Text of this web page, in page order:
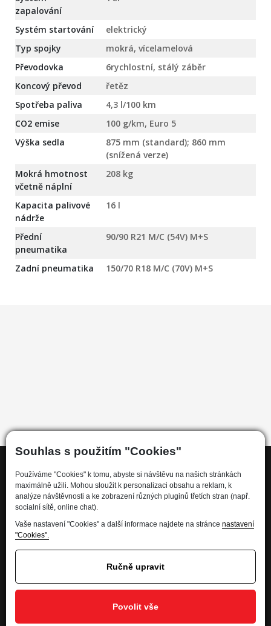
Souhlas s použitím "Cookies"
Používáme "Cookies" k tomu, abyste si návštěvu na našich stránkách
maximálně užili. Mohou sloužit k personalizaci obsahu a reklam, k
analýze návštěvnosti a ke zobrazení různých pluginů třetích stran (např.
socialní sítě, online chat).
Vaše nastavení "Cookies" a další informace najdete na stránce nastavení
"Cookies".
Ručně upravit
Povolit vše
zapalování
Systém startování
elektrický
Typ spojky
mokrá, vícelamelová
Převodovka
6rychlostní, stálý záběr
Koncový převod
řetěz
Spotřeba paliva
4,3 l/100 km
CO2 emise
100 g/km, Euro 5
Výška sedla
875 mm (standard); 860 mm
(snížená verze)
Mokrá hmotnost
včetně náplní
208 kg
Kapacita palivové
nádrže
16 l
Přední
pneumatika
90/90 R21 M/C (54V) M+S
Zadní pneumatika 150/70 R18 M/C (70V) M+S
Informace
Kdo jsme
Financování
Informace pro spotřebitele
Ochrana osobních údajů - GDPR